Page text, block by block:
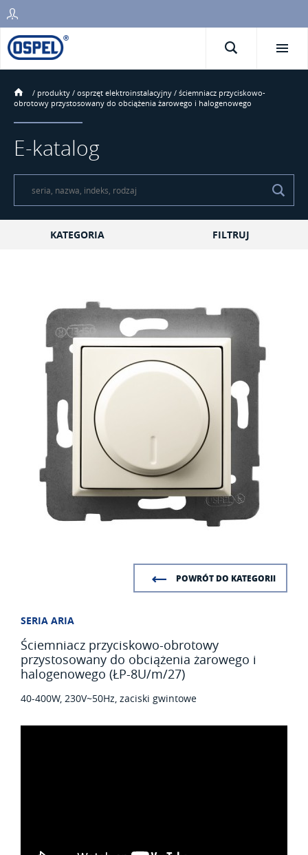
/ produkty / osprzęt elektroinstalacyjny / ściemniacz przyciskowo-
obrotowy przystosowany do obciążenia żarowego i halogenowego
E-katalog
KATEGORIA FILTRUJ
POWRÓT DO KATEGORII
SERIA ARIA
Ściemniacz przyciskowo-obrotowy
przystosowany do obciążenia żarowego i
halogenowego (ŁP-8U/m/27)
40-400W, 230V~50Hz, zaciski gwintowe